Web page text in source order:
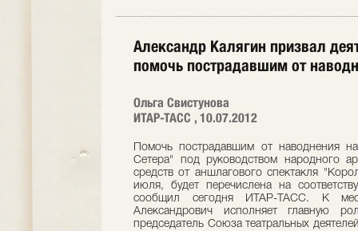
Александр Калягин призвал
помочь пострадавшим от
Ольга Свистунова
ИТАР-ТАСС , 10.07.2012
Помочь пострадавшим от наводнения
Сетера" под руководством народного
средств от аншлагового спектакля
июля, будет перечислена на
сообщил сегодня ИТАР-ТАСС. К
Александрович исполняет главную
председатель Союза театральных